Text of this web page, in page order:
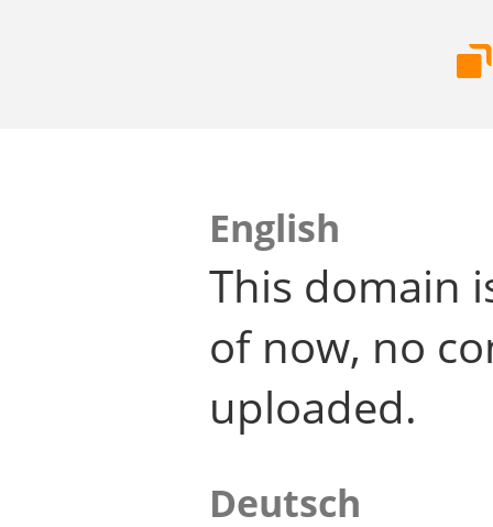
English
This domain
of now, no
uploaded.
Deutsch